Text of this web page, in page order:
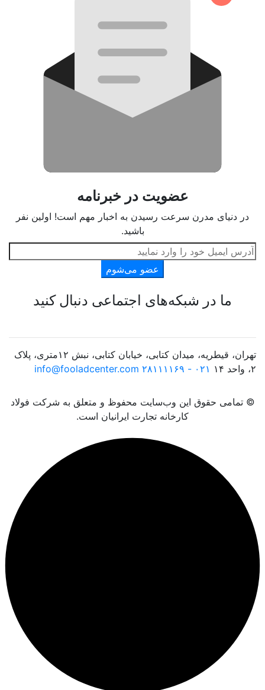
عضویت در خبرنامه
در دنیای مدرن سرعت رسیدن به اخبار مهم است! اولین نفر
باشید.
عضو می‌شوم
ما در شبکه‌های اجتماعی دنبال کنید
تهران، قیطریه، میدان کتابی، خیابان کتابی، نبش ۱۲متری، پلاک
۲، واحد ۱۴
۰۲۱ - ۲۸۱۱۱۱۶۹ info@fooladcenter.com
© تمامی حقوق این وب‌سایت محفوظ و متعلق به شرکت فولاد
کارخانه تجارت ایرانیان است.